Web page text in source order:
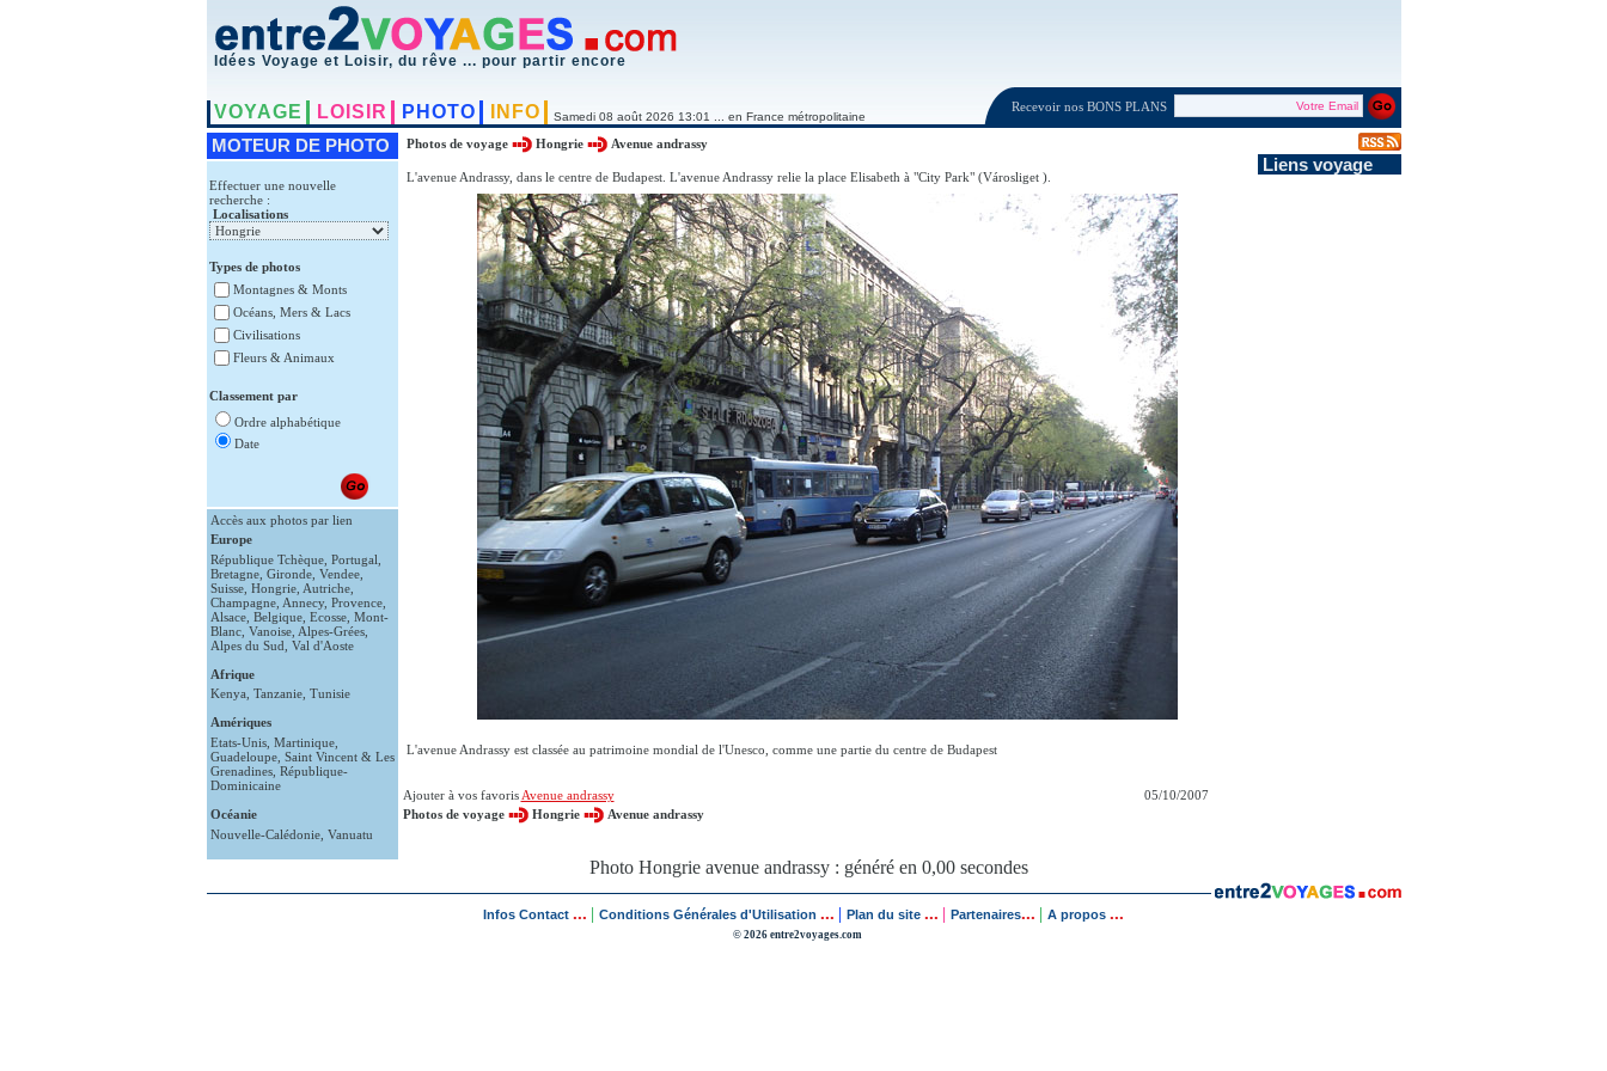
Idées Voyage et Loisir, du rêve ... pour partir encore
VOYAGE LOISIR PHOTO INFO Samedi 08 août 2026 13:01 ... en France métropolitaine
Recevoir nos BONS PLANS
MOTEUR DE PHOTO
Effectuer une nouvelle
recherche :
Localisations
Types de photos
Montagnes & Monts
Océans, Mers & Lacs
Civilisations
Fleurs & Animaux
Classement par
Ordre alphabétique
Date
Accès aux photos par lien
Europe
République Tchèque, Portugal
Bretagne, Gironde, Vendee,
Suisse, Hongrie, Autriche,
Champagne, Annecy, Provence,
Alsace, Belgique, Ecosse, Mont-
Blanc, Vanoise, Alpes-Grées,
Alpes du Sud Val d'Aoste
Afrique
Kenya Tanzanie, Tunisie
Amériques
Etats-Unis, Martinique,
Guadeloupe, Saint Vincent & Les
Grenadines, République-
Dominicaine
Océanie
Nouvelle-Calédonie, Vanuatu
Photos de voyage Hongrie Avenue andrassy
L'avenue Andrassy, dans le centre de Budapest. L'avenue Andrassy relie la place Elisabeth à "City Park" (Városliget ).
L'avenue Andrassy est classée au patrimoine mondial de l'Unesco, comme une partie du centre de Budapest
Ajouter à vos favoris Avenue andrassy
05/10/2007
Photos de voyage
Hongrie Avenue andrassy
Photo Hongrie avenue andrassy : généré en 0,00 secondes
Liens voyage
Infos Contact ... Conditions Générales d'Utilisation ... Plan du site ... Partenaires... A propos ...
© 2026 entre2voyages.com